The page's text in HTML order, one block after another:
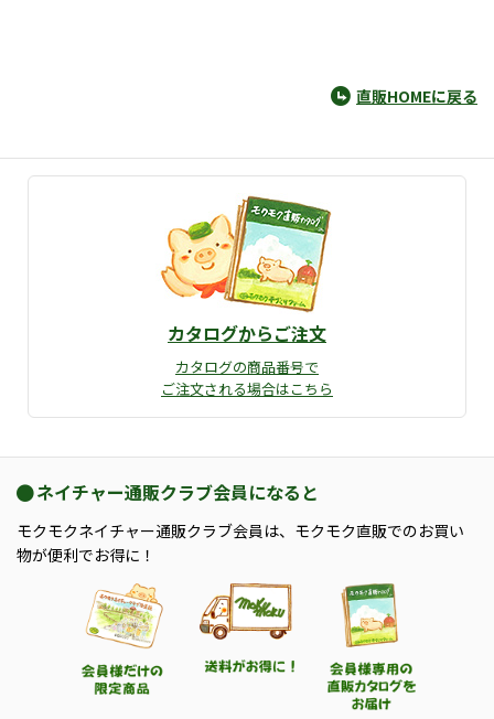
直販HOMEに戻る
カタログからご注文
カタログの商品番号で
ご注文される場合はこちら
ネイチャー通販クラブ会員になると
モクモクネイチャー通販クラブ会員は、モクモク直販でのお買い
物が便利でお得に！